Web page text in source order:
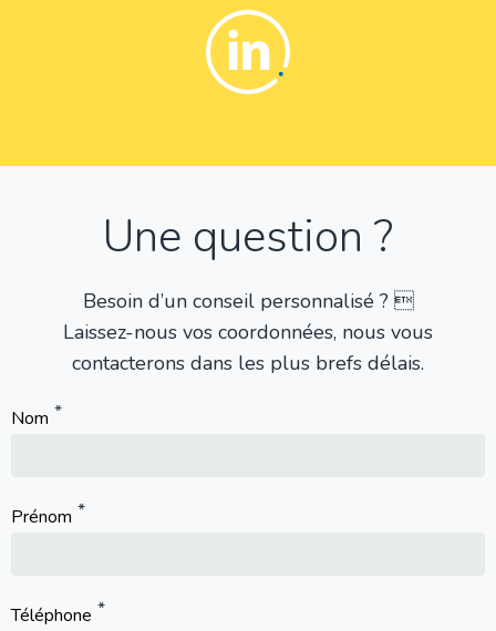
Linkedin
Une question ?
Besoin d’un conseil personnalisé ? 
Laissez-nous vos coordonnées, nous vous
contacterons dans les plus brefs délais.
Nom
Prénom
Téléphone